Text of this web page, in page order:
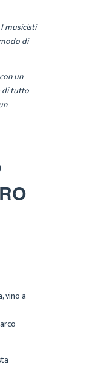
musicisti
di
un
di tutto
vino a